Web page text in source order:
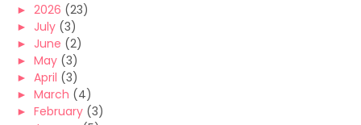
► 2026 (23)
► July (3)
► June (2)
► May (3)
► April (3)
► March (4)
► February (3)